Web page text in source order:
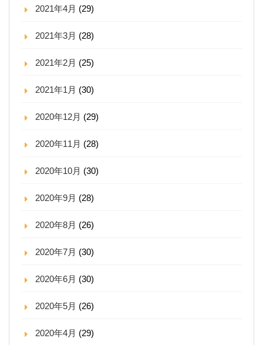
2021年4月 (29)
2021年3月 (28)
2021年2月 (25)
2021年1月 (30)
2020年12月 (29)
2020年11月 (28)
2020年10月 (30)
2020年9月 (28)
2020年8月 (26)
2020年7月 (30)
2020年6月 (30)
2020年5月 (26)
2020年4月 (29)